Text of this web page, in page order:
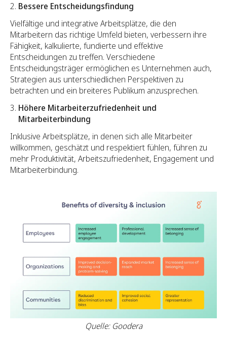
Bessere Entscheidungsfindung
Vielfältige und integrative Arbeitsplätze, die den
Mitarbeitern das richtige Umfeld bieten, verbessern ihre
Fähigkeit, kalkulierte, fundierte und effektive
Entscheidungen zu treffen. Verschiedene
Entscheidungsträger ermöglichen es Unternehmen auch,
Strategien aus unterschiedlichen Perspektiven zu
betrachten und ein breiteres Publikum anzusprechen.
Höhere Mitarbeiterzufriedenheit und
Mitarbeiterbindung
Inklusive Arbeitsplätze, in denen sich alle Mitarbeiter
willkommen, geschätzt und respektiert fühlen, führen zu
mehr Produktivität, Arbeitszufriedenheit, Engagement und
Mitarbeiterbindung.
Quelle: Goodera